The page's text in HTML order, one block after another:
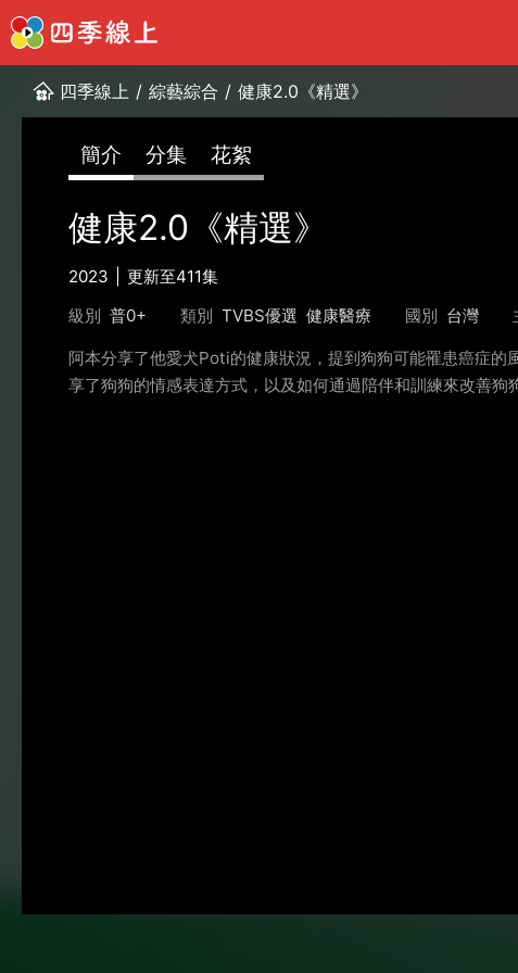
四季線上 / 綜藝綜合 / 健康2.0《精選》
簡介 分集 花絮
健康2.0《精選》
2023
更新至411集
級別 普0+ 類別 TVBS優選 健康醫療 國別 台灣
阿本分享了他愛犬Poti的健康狀況，提到狗狗可能罹患癌症
享了狗狗的情感表達方式，以及如何通過陪伴和訓練來改善